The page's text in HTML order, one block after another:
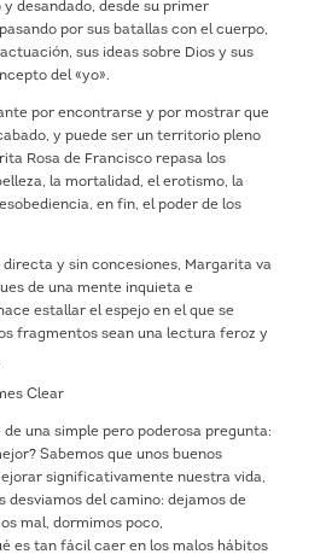
desandado, desde su primer
por sus batallas con el cuerpo,
sus ideas sobre Dios y sus
del «yo».
por encontrarse y por mostrar que
y puede ser un territorio pleno
Rosa de Francisco repasa los
la mortalidad, el erotismo, la
en fin, el poder de los
directa y sin concesiones, Margarita va
de una mente inquieta e
estallar el espejo en el que se
fragmentos sean una lectura feroz y
Clear
una simple pero poderosa pregunta:
Sabemos que unos buenos
significativamente nuestra vida,
desviamos del camino: dejamos de
mal, dormimos poco,
es tan fácil caer en los malos hábitos